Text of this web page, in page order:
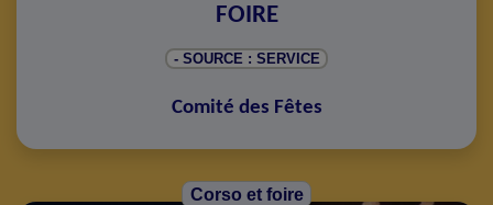
FOIRE
- SOURCE : SERVICE
Comité des Fêtes
Corso et foire